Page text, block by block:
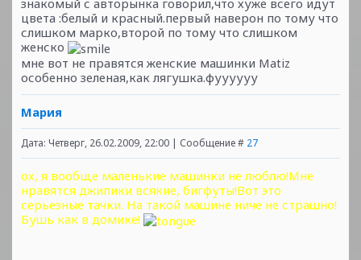
знакомый с авторынка говорил,что хуже всего идут
цвета :белый и красный.первый наверон по тому что
слишком марко,второй по тому что слишком
женско
мне вот не правятся женские машинки Matiz
особенно зеленая,как лягушка.фуууууу
Мария
Дата: Четверг, 26.02.2009, 22:00 | Сообщение # 27
ох, я вообще маленькие машинки не люблю!Мне
нравятся джипики всякие, бигфуты!Вот это
серьезные тачки. На такой машине ниче не страшно!
Бушь как в домике!